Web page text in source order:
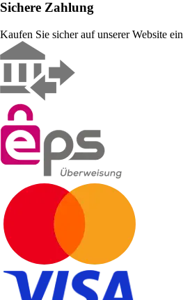
Sichere Zahlung
Kaufen Sie sicher auf unserer Website ein